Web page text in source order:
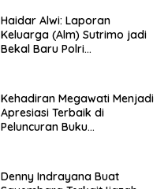
Haidar Alwi: Laporan
Keluarga (Alm) Sutrimo jadi
Bekal Baru Polri
Kehadiran Megawati Menjadi
Apresiasi Terbaik di
Peluncuran Buku
Denny Indrayana Buat